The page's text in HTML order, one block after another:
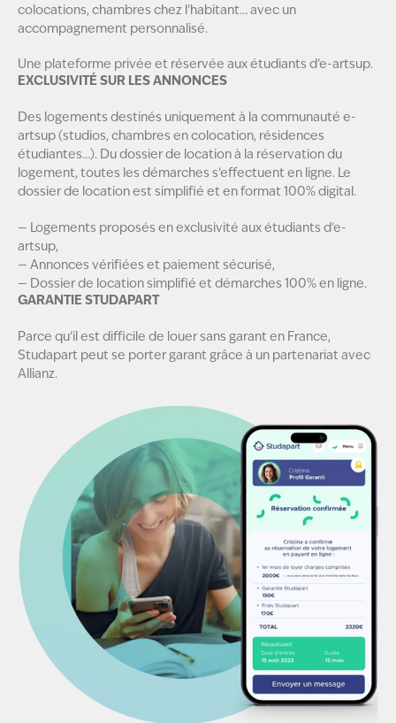
colocations, chambres chez l’habitant… avec un
accompagnement personnalisé.
Une plateforme privée et réservée aux étudiants d’e-artsup.
EXCLUSIVITÉ SUR LES ANNONCES
Des logements destinés uniquement à la communauté e-
artsup (studios, chambres en colocation, résidences
étudiantes…). Du dossier de location à la réservation du
logement, toutes les démarches s’effectuent en ligne. Le
dossier de location est simplifié et en format 100% digital.
— Logements proposés en exclusivité aux étudiants d’e-
artsup,
— Annonces vérifiées et paiement sécurisé,
— Dossier de location simplifié et démarches 100% en ligne.
GARANTIE STUDAPART
Parce qu’il est difficile de louer sans garant en France,
Studapart peut se porter garant grâce à un partenariat avec
Allianz.